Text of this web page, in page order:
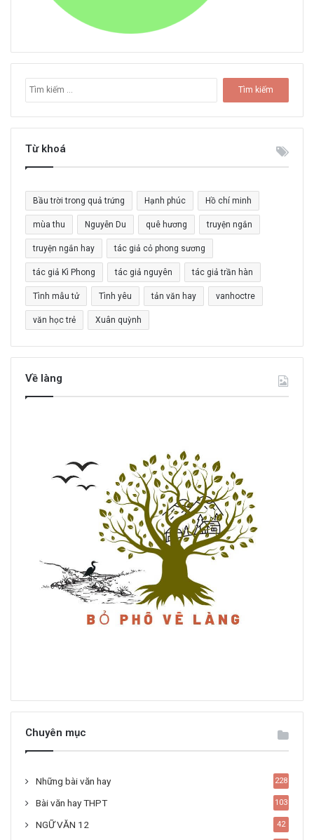
m
k
h
o
:
Từ khoá
Bầu trời trong quả trứng Hạnh phúc Hồ chí minh
mùa thu Nguyễn Du quê hương truyện ngắn
truyện ngắn hay tác giả cỏ phong sương
tác giả Kì Phong tác giả nguyên tác giả trần hàn
Tình mẫu tử Tình yêu tản văn hay vanhoctre
văn học trẻ Xuân quỳnh
Về làng
Chuyên mục
Những bài văn hay 228
Bài văn hay THPT 103
NGỮ VĂN 12 42